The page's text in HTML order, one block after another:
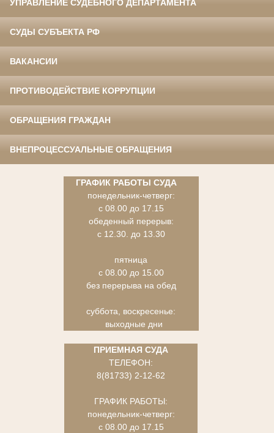
УПРАВЛЕНИЕ СУДЕБНОГО ДЕПАРТАМЕНТА
СУДЫ СУБЪЕКТА РФ
ВАКАНСИИ
ПРОТИВОДЕЙСТВИЕ КОРРУПЦИИ
ОБРАЩЕНИЯ ГРАЖДАН
ВНЕПРОЦЕССУАЛЬНЫЕ ОБРАЩЕНИЯ
ГРАФИК РАБОТЫ СУДА
понедельник-четверг:
с 08.00 до 17.15
обеденный перерыв:
с 12.30. до 13.30
пятница
с 08.00 до 15.00
без перерыва на обед
суббота, воскресенье:
выходные дни
ПРИЕМНАЯ СУДА
ТЕЛЕФОН:
8(81733) 2-12-62
ГРАФИК РАБОТЫ:
понедельник-четверг:
с 08.00 до 17.15